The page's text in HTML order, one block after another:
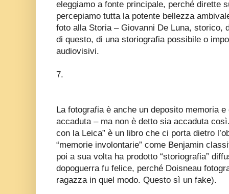
eleggiamo a fonte principale, perché dirette
percepiamo tutta la potente bellezza
foto alla Storia – Giovanni De Luna, storico,
di questo, di una storiografia possibile o
audiovisivi.
7.
La fotografia è anche un deposito memoria
accaduta – ma non è detto sia accaduta
con la Leica” è un libro che ci porta dietro
“memorie involontarie” come Benjamin
poi a sua volta ha prodotto “storiografia”
dopoguerra fu felice, perché Doisneau
ragazza in quel modo. Questo sì un fake).